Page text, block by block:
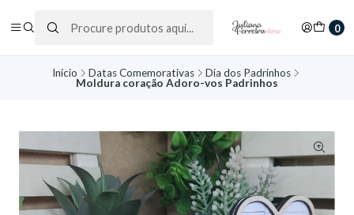
0
Início Datas Comemorativas
Dia dos Padrinhos
Moldura coração Adoro-vos Padrinhos